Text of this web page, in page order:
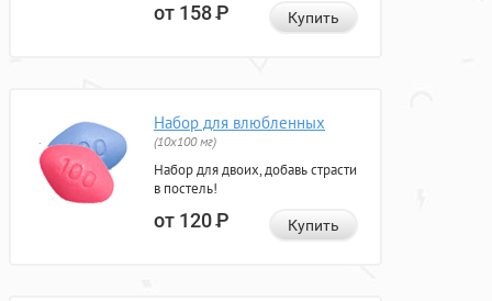
от 158Р Купить
Набор для влюбленных
(10х100 мг)
Набор для двоих, добавь страсти
в постель!
от 120Р Купить